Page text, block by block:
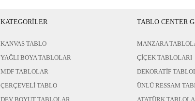
KATEGORİLER
KANVAS TABLO
YAĞLI BOYA TABLOLAR
MDF TABLOLAR
ÇERÇEVELİ TABLO
DEV BOYUT TABLOLAR
TABLO CENTER
MANZARA
ÇİÇEK TABLOLARI
DEKORATİF
ÜNLÜ RESSAM
ATATÜRK